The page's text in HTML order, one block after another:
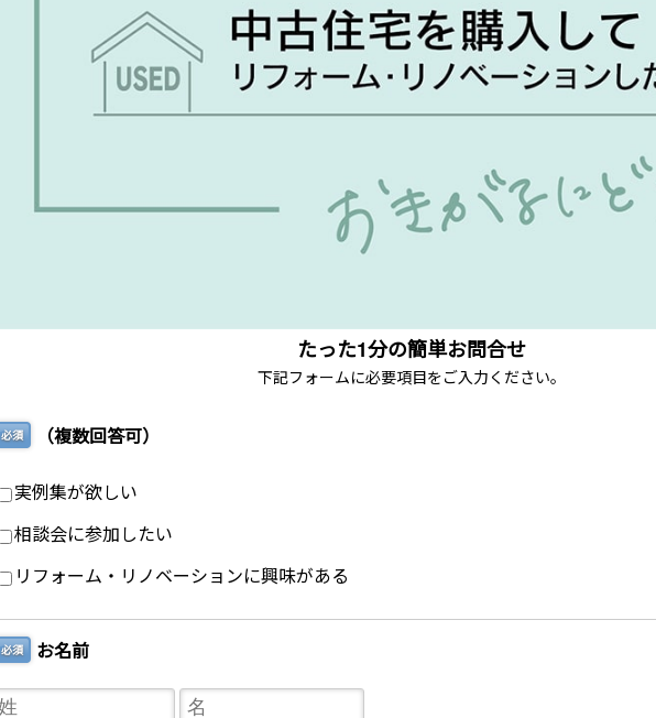
たった1分の簡単お問合せ
下記フォームに必要項目をご入力ください。
必須 （複数回答可）
実例集が欲しい
相談会に参加したい
リフォーム・リノベーションに興味がある
必須 お名前